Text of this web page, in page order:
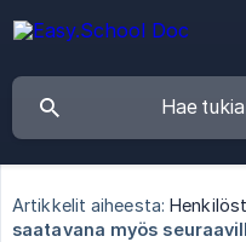
Artikkelit aiheesta:
saatavana myös